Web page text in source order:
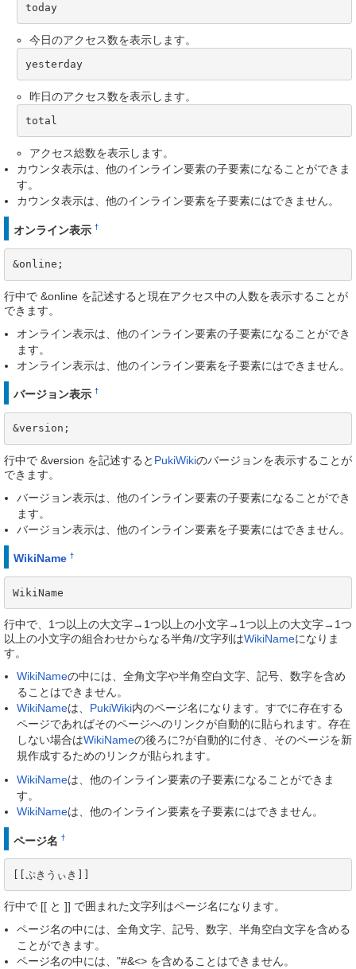
today
今日のアクセス数を表示します。
yesterday
昨日のアクセス数を表示します。
total
アクセス総数を表示します。
カウンタ表示は、他のインライン要素の子要素になることができま
す。
カウンタ表示は、他のインライン要素を子要素にはできません。
オンライン表示 †
&online;
行中で &online を記述すると現在アクセス中の人数を表示することが
できます。
オンライン表示は、他のインライン要素の子要素になることができ
ます。
オンライン表示は、他のインライン要素を子要素にはできません。
バージョン表示 †
&version;
行中で &version を記述すると PukiWikiのバージョンを表示することが
できます。
バージョン表示は、他のインライン要素の子要素になることができ
ます。
バージョン表示は、他のインライン要素を子要素にはできません。
WikiName †
WikiName
行中で、1つ以上の大文字→1つ以上の小文字→1つ以上の大文字→1つ
以上の小文字の組合わせからなる半角//文字列はWikiNameになりま
す。
WikiNameの中には、全角文字や半角空白文字、記号、数字を含め
ることはできません。
WikiNameは、 PukiWiki内のページ名になります。すでに存在する
ページであればそのページへのリンクが自動的に貼られます。存在
しない場合はWikiNameの後ろに?が自動的に付き、そのページを新
規作成するためのリンクが貼られます。
WikiNameは、他のインライン要素の子要素になることができま
す。
WikiNameは、他のインライン要素を子要素にはできません。
ページ名 †
[[ぷきうぃき]]
行中で [[ と ]] で囲まれた文字列はページ名になります。
ページ名の中には、全角文字、記号、数字、半角空白文字を含める
ことができます。
ページ名の中には、"#&<> を含めることはできません。